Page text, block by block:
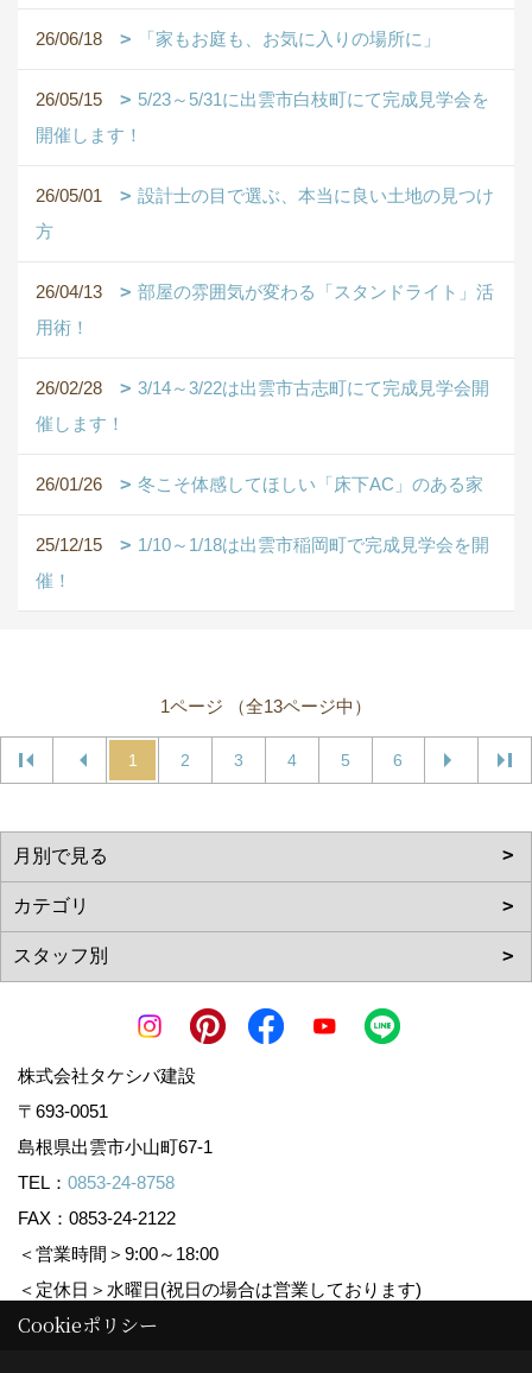
26/06/18 「家もお庭も、お気に入りの場所に」
26/05/15
5/23～5/31に出雲市白枝町にて完成見学会を
開催します！
26/05/01
設計士の目で選ぶ、本当に良い土地の見つけ
方
26/04/13
部屋の雰囲気が変わる「スタンドライト」活
用術！
26/02/28
3/14～3/22は出雲市古志町にて完成見学会開
催します！
26/01/26 冬こそ体感してほしい「床下AC」のある家
25/12/15
1/10～1/18は出雲市稲岡町で完成見学会を開
催！
1ページ （全13ページ中）
1 2 3 4 5 6
株式会社タケシバ建設
〒693-0051
島根県出雲市小山町67-1
TEL： 0853-24-8758
FAX：0853-24-2122
＜営業時間＞9:00～18:00
＜定休日＞水曜日(祝日の場合は営業しております)
Cookieポリシー